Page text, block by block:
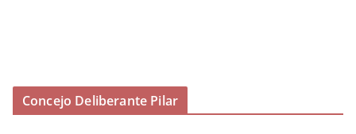
Concejo Deliberante Pilar